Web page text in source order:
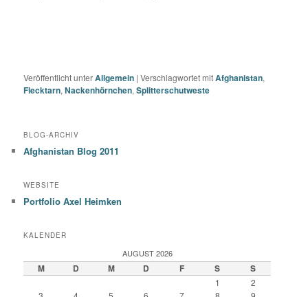
Veröffentlicht unterAllgemein |Verschlagwortet mitAfghanistan,
Flecktarn,Nackenhörnchen,Splitterschutweste
BLOG-ARCHIV
Afghanistan Blog 2011
WEBSITE
Portfolio Axel Heimken
KALENDER
AUGUST 2026
M D M D F S S
1
2